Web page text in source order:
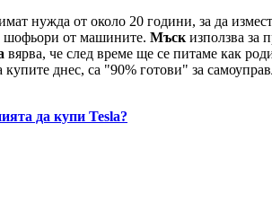
нужда от около 20 години, за да
шофьори от машините. Мъскизползва за
вярва, че след време ще се питаме как
купите днес, са "90% готови" за
да купи Tesla?